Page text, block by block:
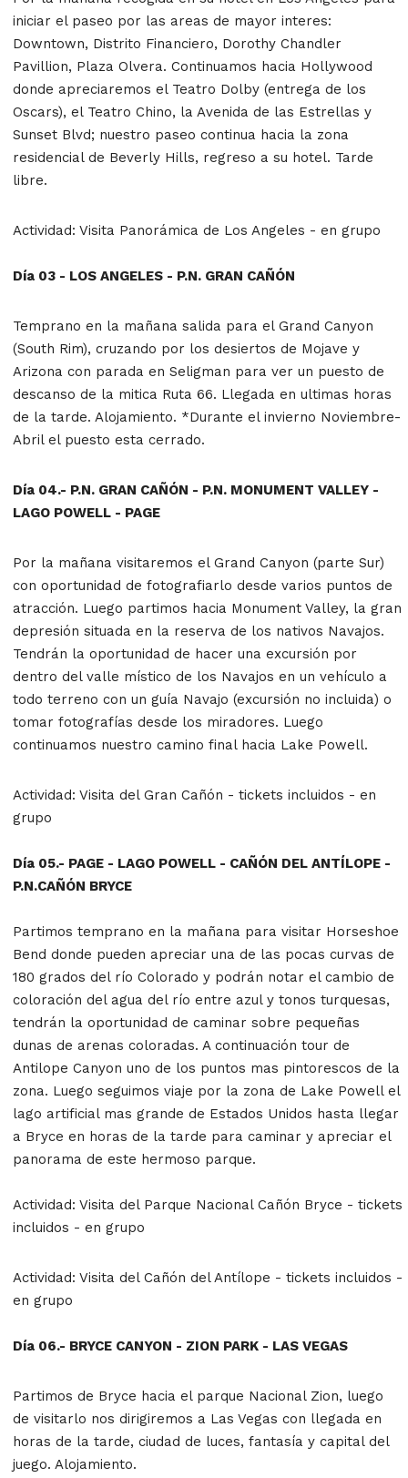
iniciar el paseo por las areas de mayor interes:
Downtown, Distrito Financiero, Dorothy Chandler
Pavillion, Plaza Olvera. Continuamos hacia Hollywood
donde apreciaremos el Teatro Dolby (entrega de los
Oscars), el Teatro Chino, la Avenida de las Estrellas y
Sunset Blvd; nuestro paseo continua hacia la zona
residencial de Beverly Hills, regreso a su hotel. Tarde
libre.
Actividad: Visita Panorámica de Los Angeles - en grupo
Día 03 - LOS ANGELES - P.N. GRAN CAÑÓN
Temprano en la mañana salida para el Grand Canyon
(South Rim), cruzando por los desiertos de Mojave y
Arizona con parada en Seligman para ver un puesto de
descanso de la mitica Ruta 66. Llegada en ultimas horas
de la tarde. Alojamiento. *Durante el invierno Noviembre-
Abril el puesto esta cerrado.
Día 04.- P.N. GRAN CAÑÓN - P.N. MONUMENT VALLEY -
LAGO POWELL - PAGE
Por la mañana visitaremos el Grand Canyon (parte Sur)
con oportunidad de fotografiarlo desde varios puntos de
atracción. Luego partimos hacia Monument Valley, la gran
depresión situada en la reserva de los nativos Navajos.
Tendrán la oportunidad de hacer una excursión por
dentro del valle místico de los Navajos en un vehículo a
todo terreno con un guía Navajo (excursión no incluida) o
tomar fotografías desde los miradores. Luego
continuamos nuestro camino final hacia Lake Powell.
Actividad: Visita del Gran Cañón - tickets incluidos - en
grupo
Día 05.- PAGE - LAGO POWELL - CAÑÓN DEL ANTÍLOPE -
P.N.CAÑÓN BRYCE
Partimos temprano en la mañana para visitar Horseshoe
Bend donde pueden apreciar una de las pocas curvas de
180 grados del río Colorado y podrán notar el cambio de
coloración del agua del río entre azul y tonos turquesas,
tendrán la oportunidad de caminar sobre pequeñas
dunas de arenas coloradas. A continuación tour de
Antilope Canyon uno de los puntos mas pintorescos de la
zona. Luego seguimos viaje por la zona de Lake Powell el
lago artificial mas grande de Estados Unidos hasta llegar
a Bryce en horas de la tarde para caminar y apreciar el
panorama de este hermoso parque.
Actividad: Visita del Parque Nacional Cañón Bryce - tickets
incluidos - en grupo
Actividad: Visita del Cañón del Antílope - tickets incluidos -
en grupo
Día 06.- BRYCE CANYON - ZION PARK - LAS VEGAS
Partimos de Bryce hacia el parque Nacional Zion, luego
de visitarlo nos dirigiremos a Las Vegas con llegada en
horas de la tarde, ciudad de luces, fantasía y capital del
juego. Alojamiento.